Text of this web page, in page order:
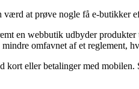
at prøve nogle få e-butikker
en webbutik udbyder
omfavnet af et reglement,
kort eller betalinger med